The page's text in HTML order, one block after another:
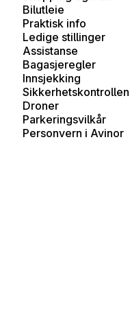
Bilutleie
Praktisk info
Ledige stillinger
Assistanse
Bagasjeregler
Innsjekking
Sikkerhetskontrollen
Droner
Parkeringsvilkår
Personvern i Avinor